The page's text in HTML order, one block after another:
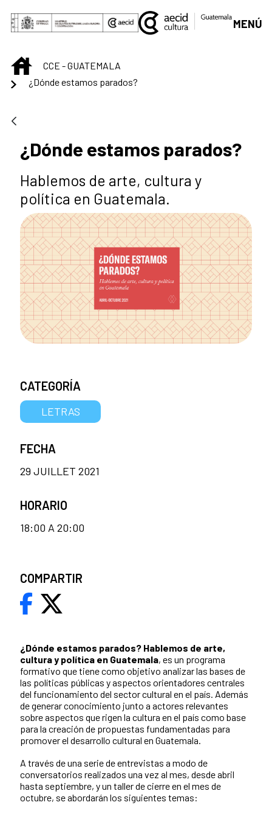
Saut au contenu principal
MENÚ
INICIOCCE - GUATEMALA
¿Dónde estamos parados?
¿Dónde estamos parados?
Hablemos de arte, cultura y
política en Guatemala.
¿Dónde estamos parados? Hablemos de arte,
cultura y política en Guatemala, es un programa
formativo que tiene como objetivo analizar las bases de
las políticas públicas y aspectos orientadores centrales
del funcionamiento del sector cultural en el país. Además
de generar conocimiento junto a actores relevantes
sobre aspectos que rigen la cultura en el país como base
para la creación de propuestas fundamentadas para
promover el desarrollo cultural en Guatemala.
A través de una serie de entrevistas a modo de
conversatorios realizados una vez al mes, desde abril
hasta septiembre, y un taller de cierre en el mes de
octubre, se abordarán los siguientes temas:
CATEGORÍA
LETRAS
FECHA
29 JUILLET 2021
HORARIO
18:00 A 20:00
COMPARTIR